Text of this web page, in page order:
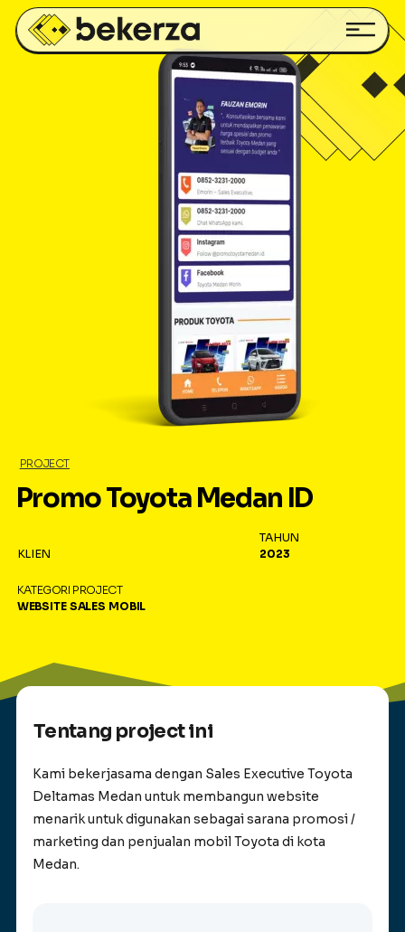
PROJECT
Promo Toyota Medan ID
KLIEN
TAHUN
2023
KATEGORI PROJECT
WEBSITESALES MOBIL
Tentang project ini
Kami bekerjasama dengan Sales Executive Toyota
Deltamas Medan untuk membangun website
menarik untuk digunakan sebagai sarana promosi /
marketing dan penjualan mobil Toyota di kota
Medan.